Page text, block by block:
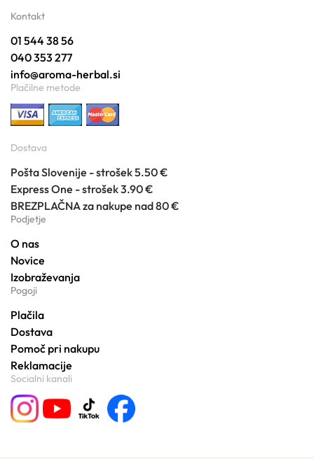
Kontakt
01 544 38 56
040 353 277
info@aroma-herbal.si
Plačilne metode
Dostava
Pošta Slovenije - strošek 5.50 €
Express One - strošek 3.90 €
BREZPLAČNA za nakupe nad 80 €
Podjetje
O nas
Novice
Izobraževanja
Pogoji
Plačila
Dostava
Pomoč pri nakupu
Reklamacije
Socialni kanali